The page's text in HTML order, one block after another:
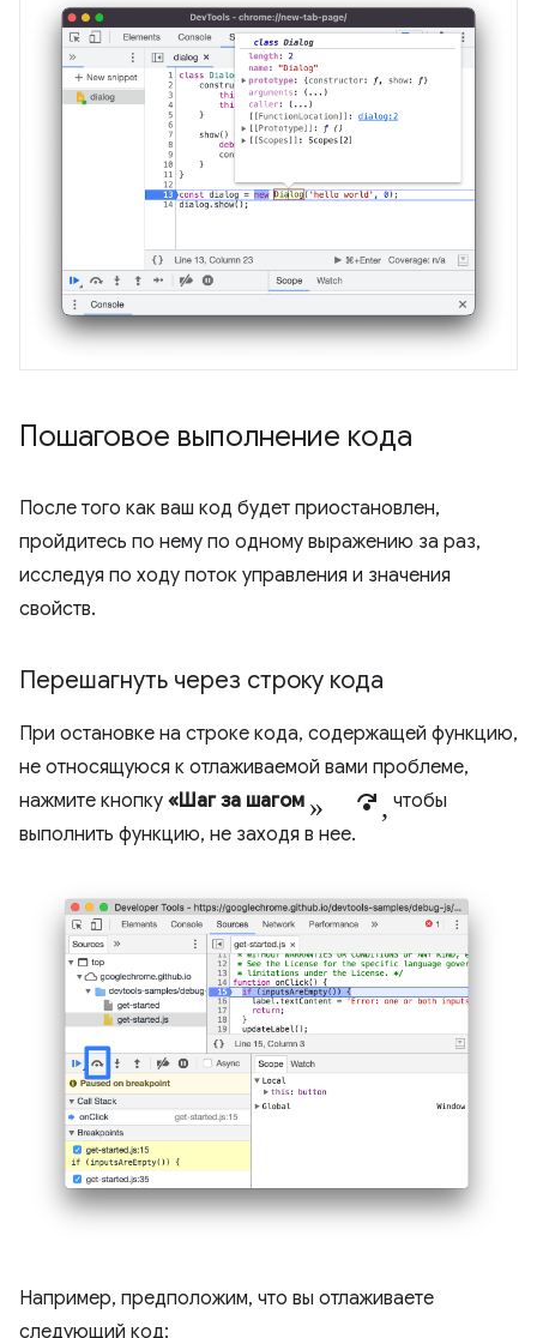
Пошаговое выполнение кода
После того как ваш код будет приостановлен,
пройдитесь по нему по одному выражению за раз,
исследуя по ходу поток управления и значения
свойств.
Перешагнуть через строку кода
При остановке на строке кода, содержащей функцию,
не относящуюся к отлаживаемой вами проблеме,
нажмите кнопку «Шаг за шагом » step_over,
чтобы
выполнить функцию, не заходя в нее.
Например, предположим, что вы отлаживаете
следующий код: